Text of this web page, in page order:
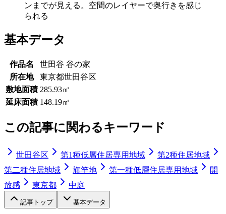
ンまでが見える。空間のレイヤーで奥行きを感じ
られる
基本データ
作品名
世田谷 谷の家
所在地
東京都世田谷区
敷地面積 285.93㎡
延床面積 148.19㎡
この記事に関わるキーワード
世田谷区 第1種低層住居専用地域
第2種住居地域
第二種住居地域
旗竿地 第一種低層住居専用地域
開
放感
東京都 中庭
記事トップ 基本データ